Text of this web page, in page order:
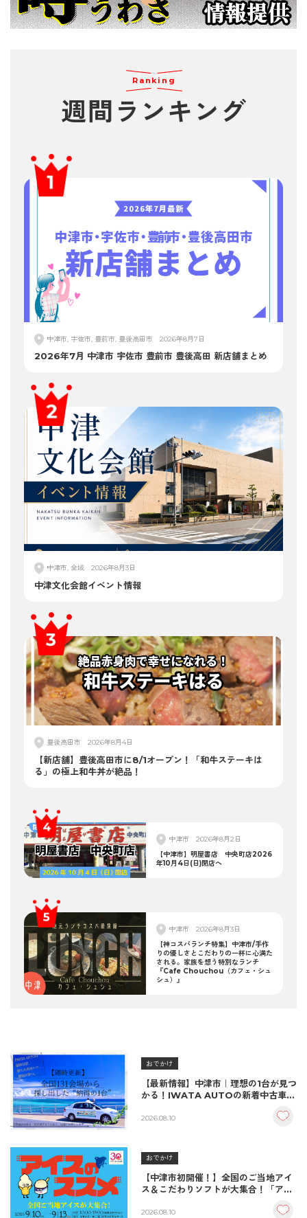
Ranking
週間 ランキング
中津市, 宇佐市, 豊前市, 豊後高田市 2026年8月7日
2026年7月 中津市 宇佐市 豊前市 豊後高田 新店舗まとめ
中津市, 全域 2026年8月3日
中津文化会館イベント情報
豊後高田市 2026年8月4日
【新店舗】豊後高田市に8/1オープン！「和牛ステーキは
る」の極上和牛丼が絶品！
中津市
2026年8月2日
【中津市】明屋書店 中央町店2026
年10月4日(日)閉店へ
中津市
2026年8月3日
【神コスパランチ特集】中津市/手作
りの優しさとこだわりの一杯に心満た
される。家族を想う特別なランチ
『Cafe Chouchou（カフェ・シュ
シュ）』
おでかけ
【最新情報】中津市｜理想の1台が見つ
かる！IWATA AUTOの新着中古車＆
2026.08.10
おでかけ
【中津市初開催！】全国のご当地アイ
ス＆こだわりソフトが大集合！「アイ
2026.08.10